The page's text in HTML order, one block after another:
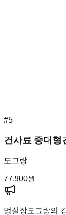
#5
건사료 중대형
도그랑
77,900원
멍실장도그랑의